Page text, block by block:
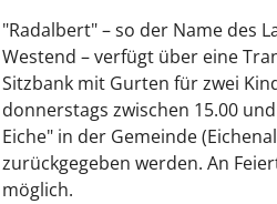
"Radalbert"–so der Name des
Westend –verfügt über eine
Sitzbank mit Gurten für zwei
donnerstags zwischen 15.00
Eiche" in der Gemeinde (
zurückgegeben werden. An
möglich.